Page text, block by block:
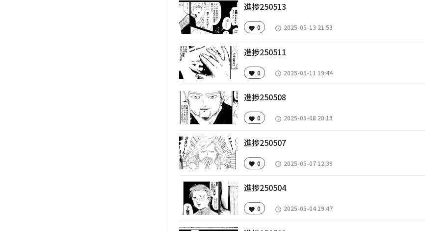
進捗250513
favorite 0 access_time 2025-05-13 21:53
進捗250511
favorite 0 access_time 2025-05-11 19:44
進捗250508
favorite 0 access_time 2025-05-08 20:13
進捗250507
favorite 0 access_time 2025-05-07 12:39
進捗250504
favorite 0 access_time 2025-05-04 19:47